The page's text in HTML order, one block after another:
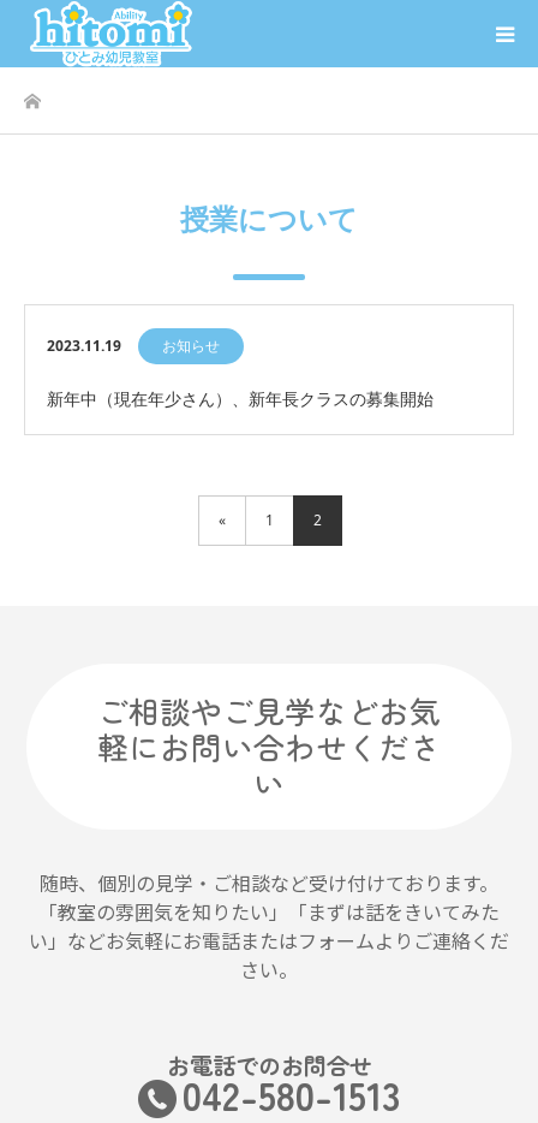
ホーム
授業について
2023.11.19 お知らせ
新年中（現在年少さん）、新年長クラスの募集開始
« 1 2
ご相談やご見学などお気
軽にお問い合わせくださ
い
随時、個別の見学・ご相談など受け付けております。
「教室の雰囲気を知りたい」「まずは話をきいてみた
い」などお気軽にお電話またはフォームよりご連絡くだ
さい。
お電話でのお問合せ
042-580-1513